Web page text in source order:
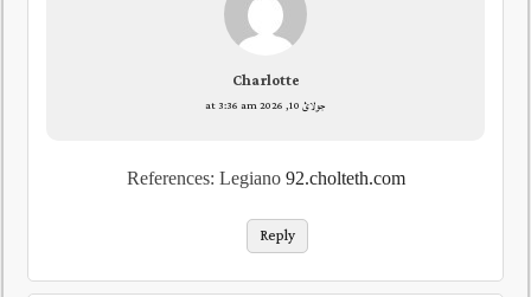
Charlotte
جولائ 10, 2026 at 3:36 am
References: Legiano 92.cholteth.com
Reply